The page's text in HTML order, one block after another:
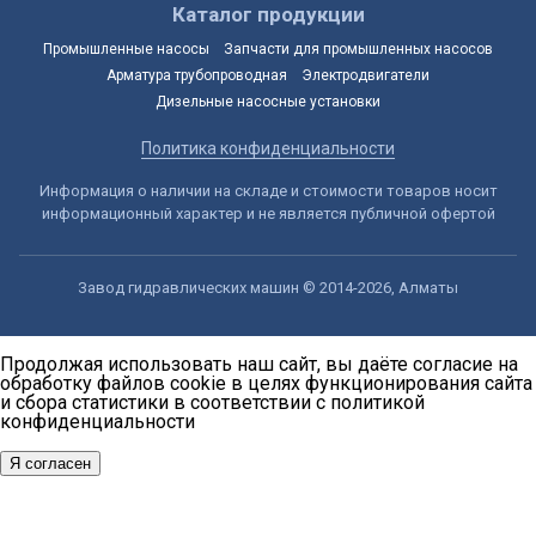
Каталог продукции
Промышленные насосы
Запчасти для промышленных насосов
Арматура трубопроводная
Электродвигатели
Дизельные насосные установки
Политика конфиденциальности
Информация о наличии на складе и стоимости товаров носит
информационный характер и не является публичной офертой
Завод гидравлических машин © 2014-2026, Алматы
Продолжая использовать наш сайт, вы даёте согласие на
обработку файлов cookie в целях функционирования сайта
и сбора статистики в соответствии с политикой
конфиденциальности
Я согласен